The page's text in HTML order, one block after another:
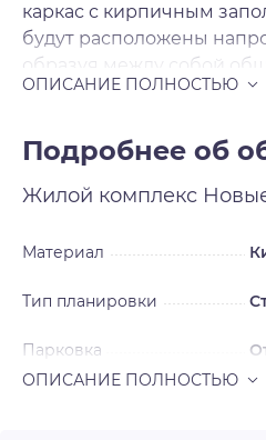
каркас с кирпичным
будут расположены
образуя между собой
территорию со своей
коммерческой
предусмотрены
автомобиля, за
огорожена по периметру.
застройщика. После
Застройщик делает
стиле, который легко
Подробнее об
Жилой комплекс
Материал
Тип планировки
Парковка